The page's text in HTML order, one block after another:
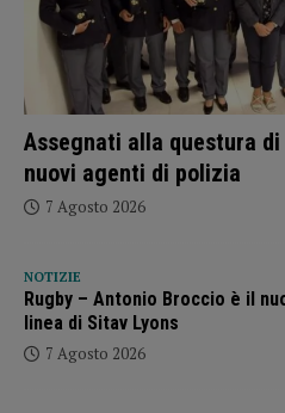
Assegnati alla questura
nuovi agenti di polizia
7 Agosto 2026
NOTIZIE
Rugby – Antonio Broccio è il
linea di Sitav Lyons
7 Agosto 2026